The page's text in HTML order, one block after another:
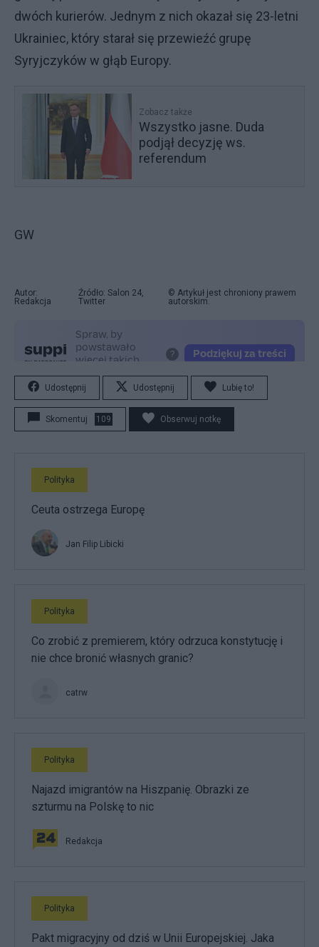
dwóch kurierów. Jednym z nich okazał się 23-letni
Ukrainiec, który starał się przewieźć grupę
Syryjczyków w głąb Europy.
Zobacz także
Wszystko jasne. Duda
podjął decyzję ws.
referendum
GW
Autor:
Redakcja
Źródło: Salon 24,
Twitter
© Artykuł jest chroniony prawem
autorskim.
Udostępnij Udostępnij Lubię to!
Skomentuj 109 Obserwuj notkę
Polityka
Ceuta ostrzega Europę
Jan Filip Libicki
Polityka
Co zrobić z premierem, który odrzuca konstytucję i
nie chce bronić własnych granic?
catrw
Polityka
Najazd imigrantów na Hiszpanię. Obrazki ze
szturmu na Polskę to nic
Redakcja
Polityka
Pakt migracyjny od dziś w Unii Europejskiej. Jaka